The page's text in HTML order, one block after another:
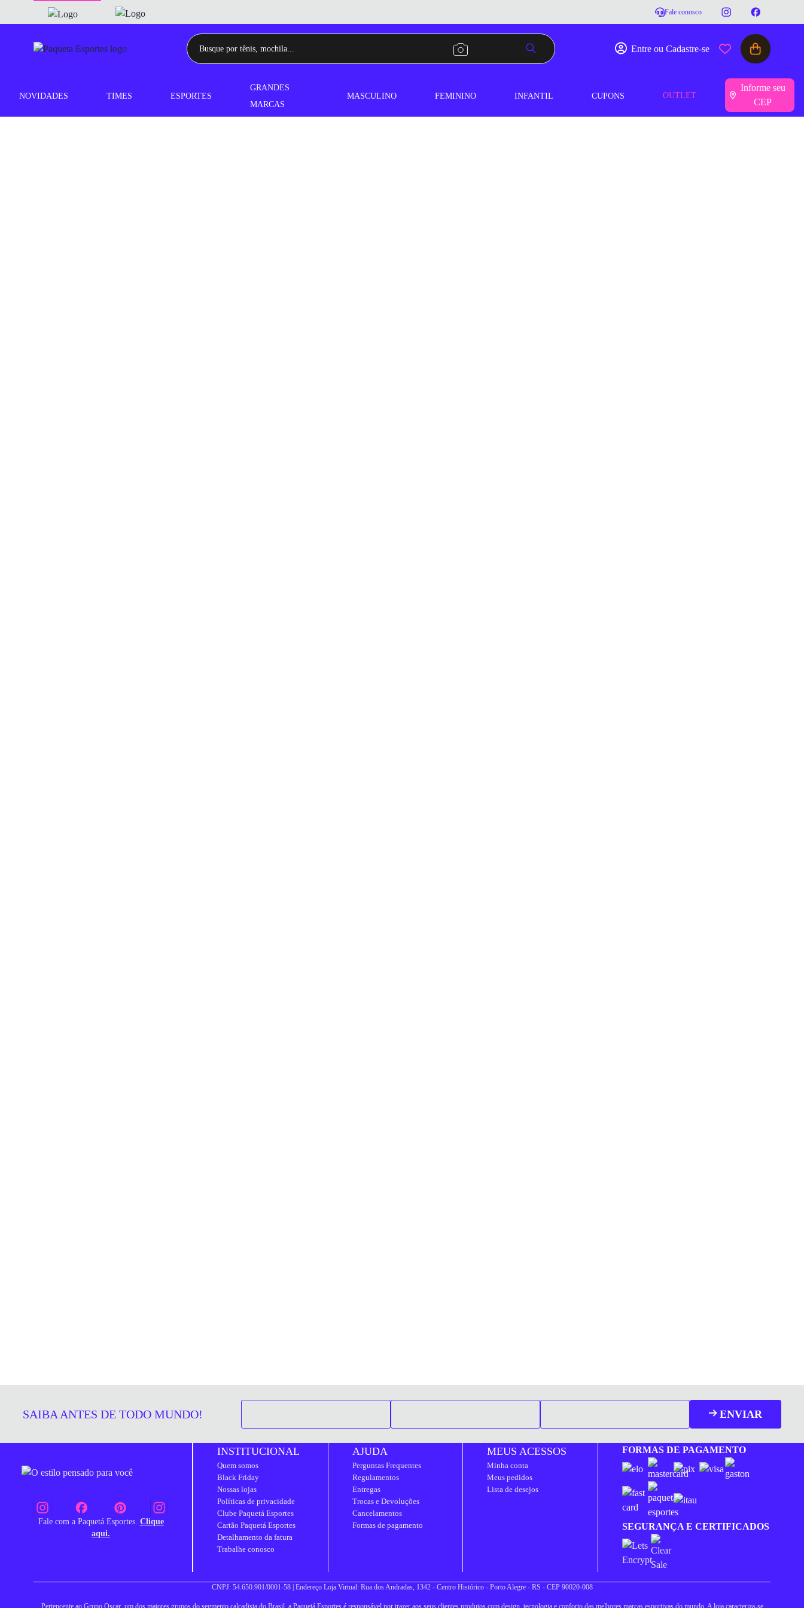
Fale conosco
Entre ou Cadastre-se
NOVIDADES TIMES ESPORTES
GRANDES
MARCAS
MASCULINO FEMININO INFANTIL CUPONS OUTLET
Informe seu
CEP
SAIBA ANTES DE TODO MUNDO! ENVIAR
Fale com a Paquetá Esportes. Clique
aqui.
INSTITUCIONAL
Quem somos
Black Friday
Nossas lojas
Políticas de privacidade
Clube Paquetá Esportes
Cartão Paquetá Esportes
Detalhamento da fatura
Trabalhe conosco
AJUDA
Perguntas Frequentes
Regulamentos
Entregas
Trocas e Devoluções
Cancelamentos
Formas de pagamento
MEUS ACESSOS
Minha conta
Meus pedidos
Lista de desejos
FORMAS DE PAGAMENTO
SEGURANÇA E CERTIFICADOS
CNPJ: 54.650.901/0001-58 | Endereço Loja Virtual: Rua dos Andradas, 1342 - Centro Histórico - Porto Alegre - RS - CEP 90020-008
Pertencente ao Grupo Oscar, um dos maiores grupos do segmento calçadista do Brasil, a Paquetá Esportes é responsável por trazer aos seus clientes produtos com design, tecnologia e conforto das melhores marcas esportivas do mundo. A loja caracteriza-se